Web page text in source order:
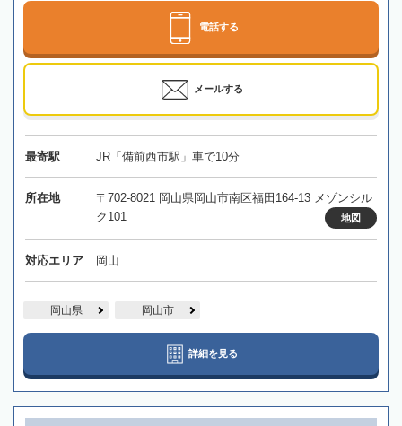
電話する
メールする
最寄駅 JR「備前西市駅」車で10分
所在地
〒702-8021 岡山県岡山市南区福田164-13 メゾンシル
ク101
地図
対応エリア 岡山
岡山県 岡山市
詳細を見る